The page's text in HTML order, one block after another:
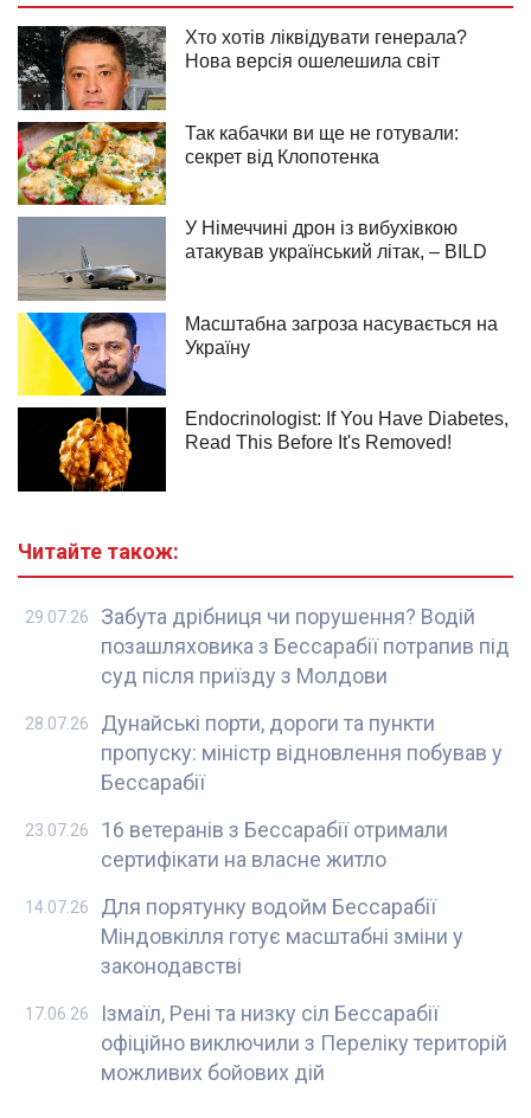
Читайте також:
Забута дрібниця чи порушення? Водій
позашляховика з Бессарабії потрапив під
суд після приїзду з Молдови
29.07.26
Дунайські порти, дороги та пункти
пропуску: міністр відновлення побував у
Бессарабії
28.07.26
16 ветеранів з Бессарабії отримали
сертифікати на власне житло
23.07.26
Для порятунку водойм Бессарабії
Міндовкілля готує масштабні зміни у
законодавстві
14.07.26
Ізмаїл, Рені та низку сіл Бессарабії
офіційно виключили з Переліку територій
можливих бойових дій
17.06.26